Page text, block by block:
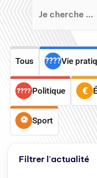
Tous Vie
Politique
Sport
Filtrer l'actualité